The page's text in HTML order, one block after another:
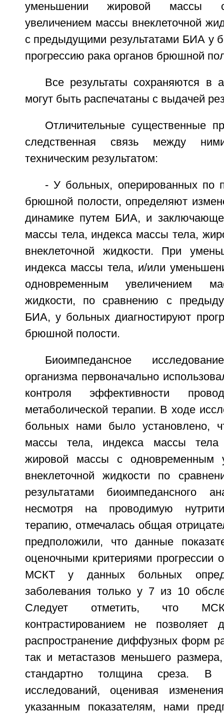
уменьшении жировой массы
увеличением массы внеклеточной
с предыдущими результатами БИА у
прогрессию рака органов брюшной
Все результаты сохраняются в
могут быть распечатаны с выдачей
Отличительные существенные
следственная связь между
техническим результатом:
- У больных, оперированных по
брюшной полости, определяют
динамике путем БИА, и
массы тела, индекса массы тела,
внеклеточной жидкости. При
индекса массы тела, и/или
одновременным увеличением
жидкости, по сравнению с
БИА, у больных диагностируют
брюшной полости.
Биоимпедансное
организма первоначально
контроля эффективности
метаболической терапии. В ходе
больных нами было установлено,
массы тела, индекса массы
жировой массы с одновременным
внеклеточной жидкости по
результатами биоимпедансного
несмотря на проводимую
терапию, отмечалась общая
предположили, что данные
оценочными критериями прогрессии
МСКТ у данных больных
заболевания только у 7 из 10
Следует отметить, что
контрастированием не позволяет
распространение диффузных форм
так и метастазов меньшего
стандартно толщина среза. В
исследований, оценивая
указанным показателям, нами